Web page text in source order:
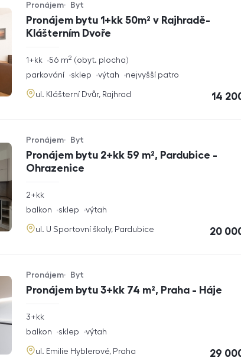
Pronájem bytu 1+kk 50m² v Rajhradě-
Klášterním Dvoře
Typ nabídky
Pronájem
Typ nemovitosti
Byt
rozměry
1+kk obyt. plocha
56 m2
funkce
parkování sklep výtah nejvyšší patro
adresa
ul. Klášterní Dvůr, Rajhrad cena
14
Pronájem bytu 2+kk 59 m², Pardubice -
Ohrazenice
Typ nabídky
Pronájem
Typ nemovitosti
Byt
rozměry
2+kk
funkce
balkon sklep výtah
adresa
ul. U Sportovní školy, Pardubice cena
20
Pronájem bytu 3+kk 74 m², Praha - Háje
Typ nabídky
Pronájem
Typ nemovitosti
Byt
rozměry
3+kk
funkce
balkon sklep výtah
adresa
ul. Emilie Hyblerové, Praha cena
29